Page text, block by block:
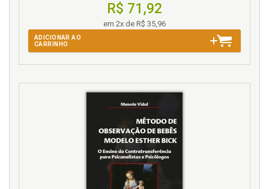
R$ 71,92
em 2x de R$ 35,96
ADICIONAR AO
CARRINHO